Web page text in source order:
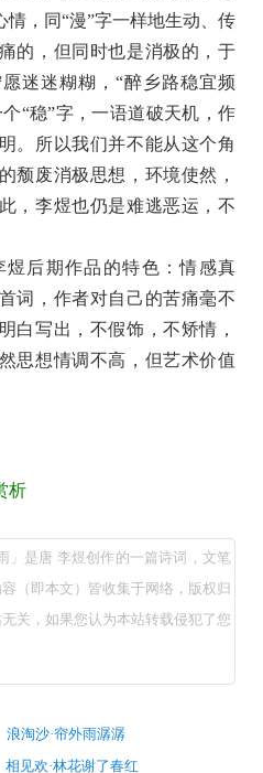
，同“漫”字一样地生动、传
的，但同时也是消极的，于
迷迷糊糊，“醉乡路稳宜频
“稳”字，一语道破天机，作
。所以我们并不能从这个角
颓废消极思想，环境使然，
，李煜也仍是难逃恶运，不
后期作品的特色：情感真
词，作者对自己的苦痛毫不
白写出，不假饰，不矫情，
思想情调不高，但艺术价值
析
」是唐 李煜创作的一篇诗词，文笔
（即本文）皆收集于网络，版权归
关，如果您认为本站转载侵犯了您
浪淘沙·帘外雨潺潺
相见欢·林花谢了春红